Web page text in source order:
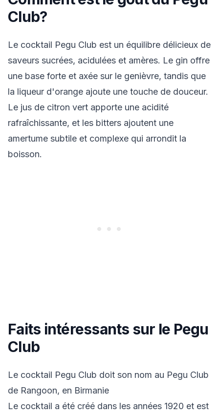
Club?
Le cocktail Pegu Club est un équilibre délicieux de
saveurs sucrées, acidulées et amères. Le gin offre
une base forte et axée sur le genièvre, tandis que
la liqueur d'orange ajoute une touche de douceur.
Le jus de citron vert apporte une acidité
rafraîchissante, et les bitters ajoutent une
amertume subtile et complexe qui arrondit la
boisson.
Faits intéressants sur le Pegu
Club
Le cocktail Pegu Club doit son nom au Pegu Club
de Rangoon, en Birmanie
Le cocktail a été créé dans les années 1920 et est